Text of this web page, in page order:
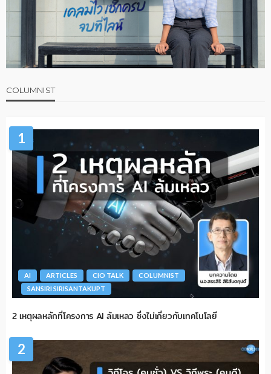
COLUMNIST
1
AI ARTICLES CIO TALK
COLUMNIST
SANSIRI SIRISANTAKUPT
2 เหตุผลหลักที่โครงการ AI ล้มเหลว ซึ่งไม่เกี่ยวกับเทคโนโลยี
2